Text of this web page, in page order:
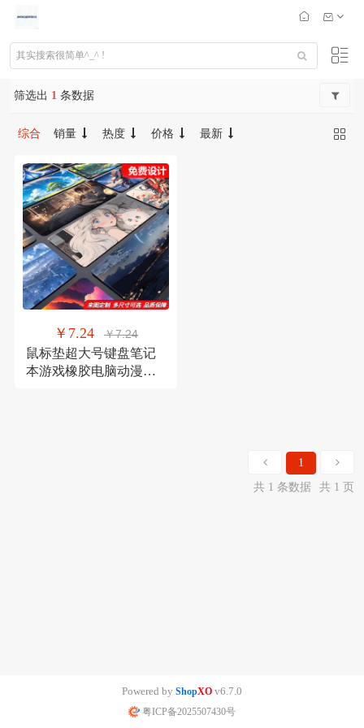
筛选出 1 条数据
综合 销量 热度 价格 最新
￥7.24 ￥7.24
鼠标垫超大号键盘笔记
本游戏橡胶电脑动漫精
1
共 1 条数据
共 1 页
Powered by ShopXO v6.7.0
粤ICP备2025507430号